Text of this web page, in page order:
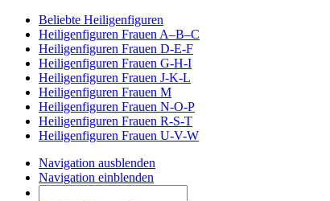
Beliebte Heiligenfiguren
Heiligenfiguren Frauen A–B–C
Heiligenfiguren Frauen D-E-F
Heiligenfiguren Frauen G-H-I
Heiligenfiguren Frauen J-K-L
Heiligenfiguren Frauen M
Heiligenfiguren Frauen N-O-P
Heiligenfiguren Frauen R-S-T
Heiligenfiguren Frauen U-V-W
Navigation ausblenden
Navigation einblenden